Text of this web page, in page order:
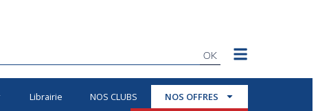
OK
Librairie NOS CLUBS
NOS OFFRES